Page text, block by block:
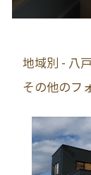
地域別 - 八
その他のフ